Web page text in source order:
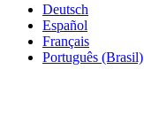
Deutsch
Español
Français
Português (Brasil)